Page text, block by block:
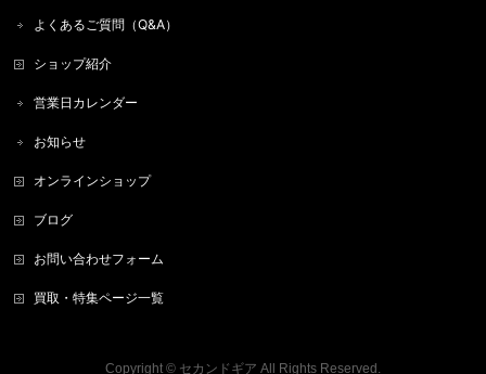
よくあるご質問（Q&A）
ショップ紹介
営業日カレンダー
お知らせ
オンラインショップ
ブログ
お問い合わせフォーム
買取・特集ページ一覧
Copyright © セカンドギア All Rights Reserved.